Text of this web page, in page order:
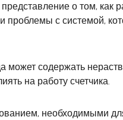
о том, как
с системой,
может содержать
на работу счетчика.
необходимыми